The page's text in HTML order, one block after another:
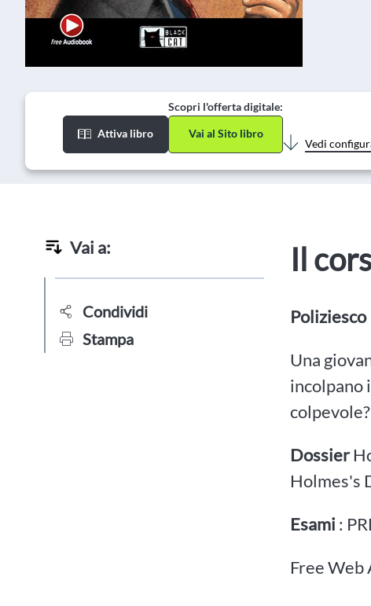
Attiva libro
Scopri l'offerta digitale:
Vai al Sito libro
Vedi
Vai a:
Condividi
Stampa
Il
Poliziesco
Una
incolpano
Dossier
Holmes's
Esami :
Free